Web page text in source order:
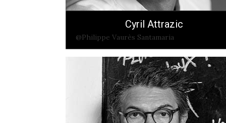
Cyril Attrazic
@Philippe Vaurès Santamaria